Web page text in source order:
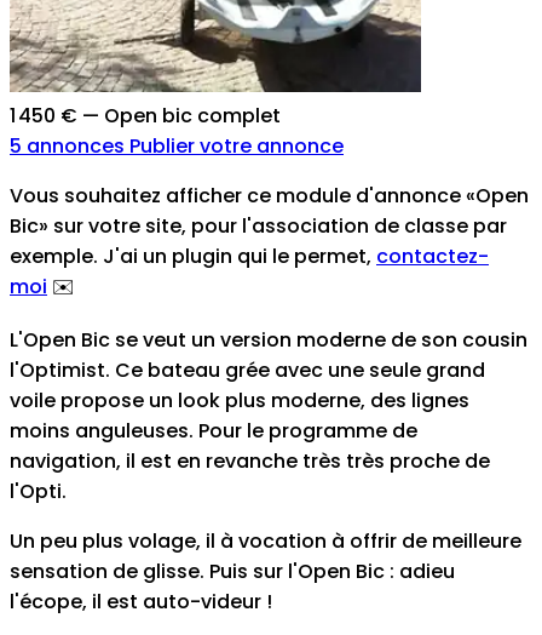
1 450 € — Open bic complet
5 annonces Publier votre annonce
Vous souhaitez afficher ce module d'annonce «Open
Bic» sur votre site, pour l'association de classe par
exemple. J'ai un plugin qui le permet, contactez-
moi ✉️
L'Open Bic se veut un version moderne de son cousin
l'Optimist. Ce bateau grée avec une seule grand
voile propose un look plus moderne, des lignes
moins anguleuses. Pour le programme de
navigation, il est en revanche très très proche de
l'Opti.
Un peu plus volage, il à vocation à offrir de meilleure
sensation de glisse. Puis sur l'Open Bic : adieu
l'écope, il est auto-videur !